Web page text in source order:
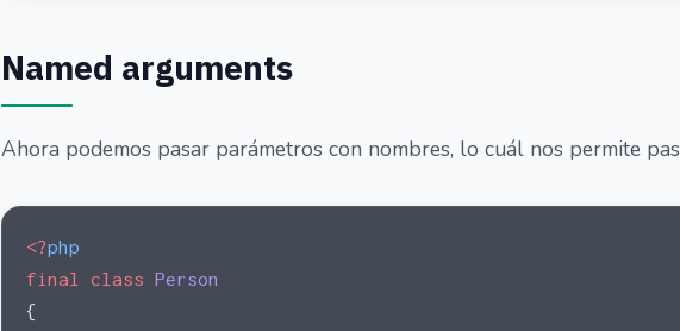
Named arguments
Ahora podemos pasar parámetros con nombres, lo cuál nos permite
<?php
final
class Person
{